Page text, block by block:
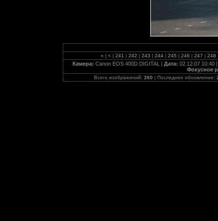
« | < | 241 | 242 | 243 | 244 | 245 | 246 | 247 | 248
Камера: Canon EOS 400D DIGITAL | Дата: 02.12.07 10:40
Фокусное
Всего изображений: 260 | Последнее обновление: